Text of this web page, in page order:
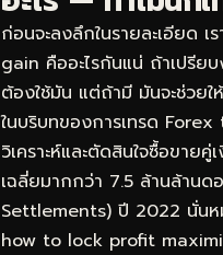
ก่อนจะลงลึกในรายละเอียด
gain คืออะไรกันแน่ ถ้าเปรี
ต้องใช้มัน แต่ถ้ามี มันจะช่วย
ในบริบทของการเทรด
วิเคราะห์และตัดสินใจซื้อขา
เฉลี่ยมากกว่า 7.5 ล้านล้าน
Settlements) ปี 2022 นั่นห
how to lock profit